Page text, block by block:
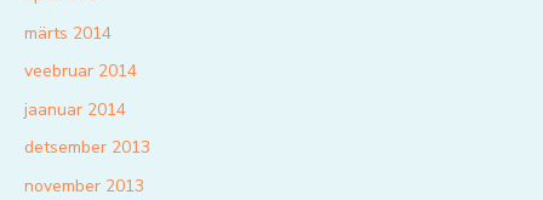
märts 2014
veebruar 2014
jaanuar 2014
detsember 2013
november 2013